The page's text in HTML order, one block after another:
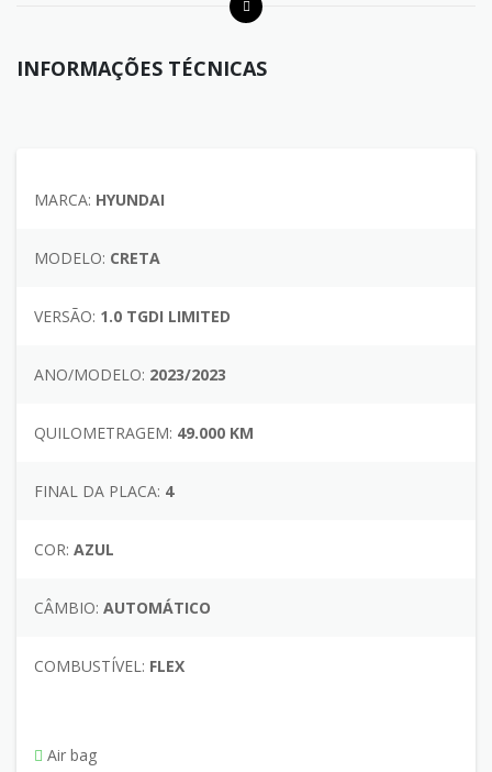
INFORMAÇÕES TÉCNICAS
MARCA: HYUNDAI
MODELO: CRETA
VERSÃO: 1.0 TGDI LIMITED
ANO/MODELO: 2023/2023
QUILOMETRAGEM: 49.000 KM
FINAL DA PLACA: 4
COR: AZUL
CÂMBIO: AUTOMÁTICO
COMBUSTÍVEL: FLEX
Air bag